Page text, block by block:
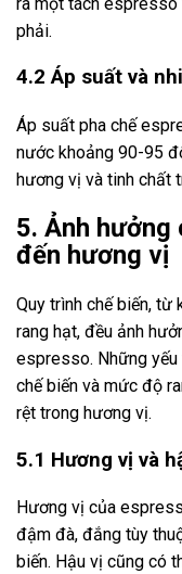
phải.
4.2 Áp suất và
Áp suất pha chế
nước khoảng 90-95
hương vị và tinh chất
5. Ảnh hưởng
đến hương vị
Quy trình chế biến, từ
rang hạt, đều ảnh
espresso. Những
chế biến và mức độ
rệt trong hương vị.
5.1 Hương vị và
Hương vị của
đậm đà, đắng tùy
biến. Hậu vị cũng có